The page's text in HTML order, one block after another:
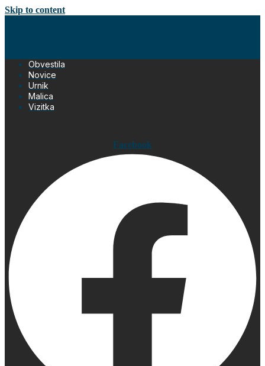
Skip to content
Obvestila
Novice
Urnik
Malica
Vizitka
Facebook